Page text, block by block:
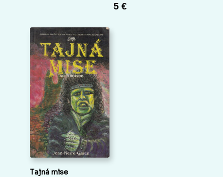
5 €
Tajná mise